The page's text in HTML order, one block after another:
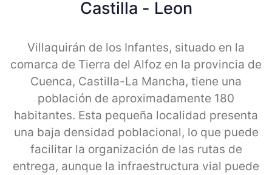
Castilla - Leon
Villaquirán de los Infantes, situado en la
comarca de Tierra del Alfoz en la provincia de
Cuenca, Castilla-La Mancha, tiene una
población de aproximadamente 180
habitantes. Esta pequeña localidad presenta
una baja densidad poblacional, lo que puede
facilitar la organización de las rutas de
entrega, aunque la infraestructura vial puede